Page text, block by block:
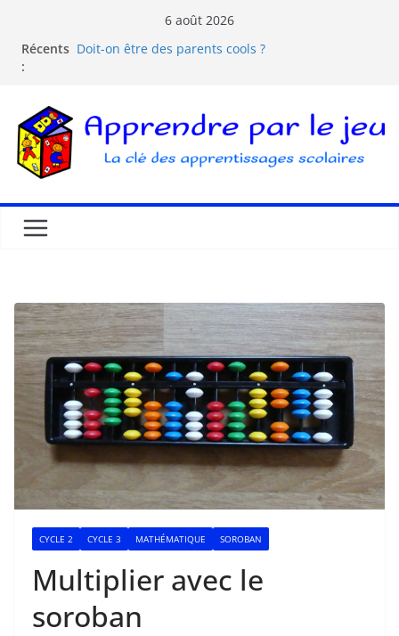
6 août 2026
Récents
:
Doit-on être des parents cools ?
La pédagogie Montessori est-elle ludique ?
Comprendre la courbe de l’oubli
CYCLE 2 CYCLE 3 MATHÉMATIQUE SOROBAN
Multiplier avec le
soroban